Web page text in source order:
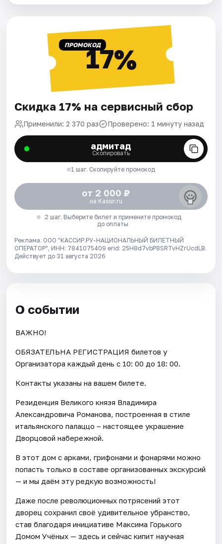
ПРОМОКОД17%
Скидка 17% на сервисный сбор
Применили: 2 370 раз Проверено: 1 минуту назад
адмитад
Скопировать
1 шаг. Скопируйте промокод
от 2 000 ₽
на Kassir.ru
2 шаг. Выберите билет и примените промокод
до оплаты
Реклама. ООО "КАССИР.РУ-НАЦИОНАЛЬНЫЙ БИЛЕТНЫЙ
ОПЕРАТОР", ИНН: 7841075409 erid: 25H8d7vbP8SRTvHZrUcdLB.
Действует до 31 августа 2026
О событии
ВАЖНО!
ОБЯЗАТЕЛЬНА РЕГИСТРАЦИЯ билетов у
Организатора каждый день c 10: 00 до 18: 00.
Контакты указаны на вашем билете.
Резиденция Великого князя Владимира
Александровича Романова, построенная в стиле
итальянского палаццо – настоящее украшение
Дворцовой набережной.
В этот дом с арками, грифонами и фонарями можно
попасть только в составе организованных экскурсий
— и мы даём эту редкую возможность!
Даже после революционных потрясений этот
дворец сохранил своё удивительное убранство,
став благодаря инициативе Максима Горького
Домом Учёных — здесь и сейчас кипит научная